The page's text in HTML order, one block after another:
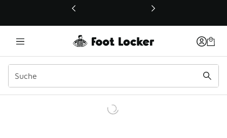
Dieser Link öffnet sich in einem neuen Fenster